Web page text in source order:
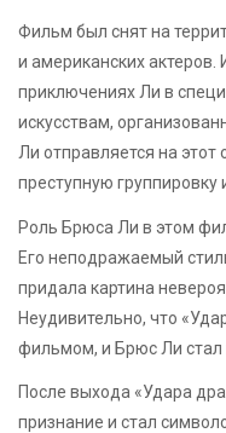
Фильм был снят на
и американских актеров.
приключениях Ли в
искусствам,
Ли отправляется на этот
преступную группировку
Роль Брюса Ли в этом
Его неподражаемый
придала картина
Неудивительно, что
фильмом, и Брюс Ли стал
После выхода «Удара
признание и стал